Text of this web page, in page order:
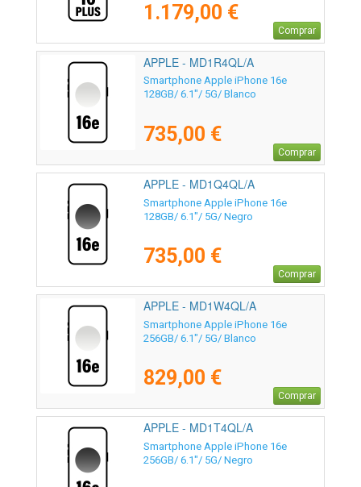
1.179,00 €
Comprar
APPLE - MD1R4QL/A
Smartphone Apple iPhone 16e
128GB/ 6.1"/ 5G/ Blanco
735,00 €
Comprar
APPLE - MD1Q4QL/A
Smartphone Apple iPhone 16e
128GB/ 6.1"/ 5G/ Negro
735,00 €
Comprar
APPLE - MD1W4QL/A
Smartphone Apple iPhone 16e
256GB/ 6.1"/ 5G/ Blanco
829,00 €
Comprar
APPLE - MD1T4QL/A
Smartphone Apple iPhone 16e
256GB/ 6.1"/ 5G/ Negro